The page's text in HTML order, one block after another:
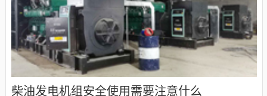
柴油发电机组安全使用需要注意什么